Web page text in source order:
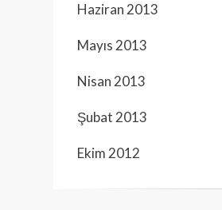
Haziran 2013
Mayıs 2013
Nisan 2013
Şubat 2013
Ekim 2012